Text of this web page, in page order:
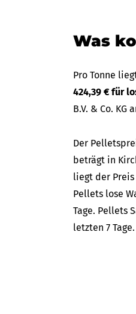
Was
Pro Tonne
424,39 € für
B.V. & Co. KG
Der
beträgt in
liegt der Preis
Pellets lose
Tage. Pellets
letzten 7 Tage.